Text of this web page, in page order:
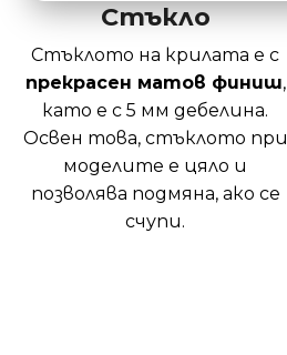
Стъкло
Стъклото на крилата е с
прекрасен матов финиш,
като е с 5 мм дебелина.
Освен това, стъклото при
моделите е цяло и
позволява подмяна, ако се
счупи.